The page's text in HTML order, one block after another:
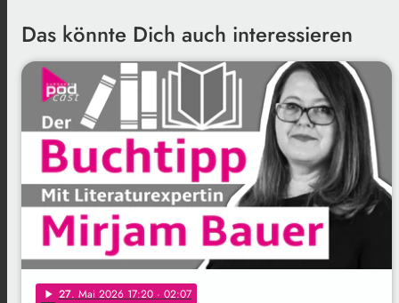
Das könnte Dich auch interessieren
play_arrow 27. Mai 2026 17:20 · 02:07